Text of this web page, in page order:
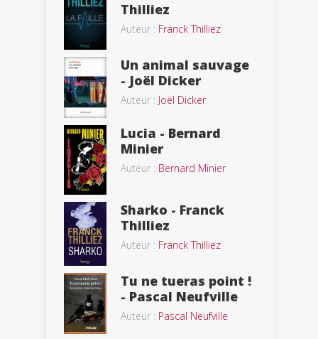
Thilliez
Auteur : Franck Thilliez
Un animal sauvage
- Joël Dicker
Auteur : Joël Dicker
Lucia - Bernard
Minier
Auteur : Bernard Minier
Sharko - Franck
Thilliez
Auteur : Franck Thilliez
Tu ne tueras point !
- Pascal Neufville
Auteur : Pascal Neufville